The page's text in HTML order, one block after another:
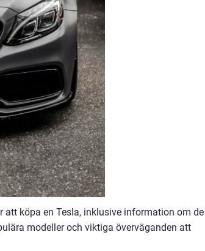
att köpa en Tesla, inklusive information om de
modeller och viktiga överväganden att